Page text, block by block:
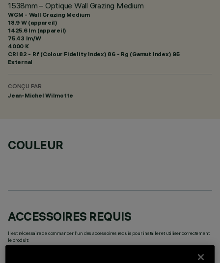
1538mm – Optique Wall Grazing Medium
WGM - Wall Grazing Medium
18.9 W (appareil)
1425.6 lm (appareil)
75.43 lm/W
4000 K
CRI 82 - Rf (Colour Fidelity Index) 86 - Rg (Gamut Index) 95
External
CONÇU PAR
Jean-Michel Wilmotte
COULEUR
ACCESSOIRES REQUIS
Il est nécessaire de commander l'un des accessoires requis pour installer et utiliser correctement
le produit: